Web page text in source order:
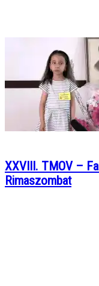
XXVIII. TMOV –
Rimaszombat